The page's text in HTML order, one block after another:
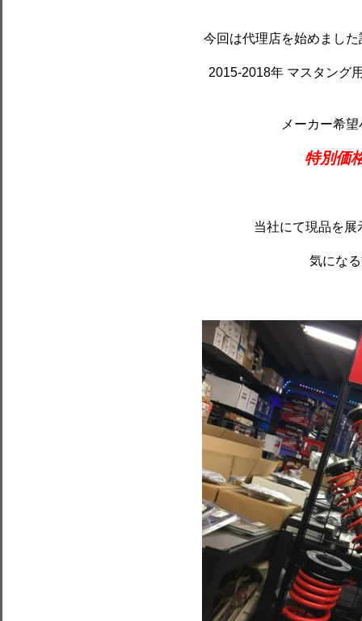
今回は代理店を始めまし
2015-2018年 マスタング
メーカー希
特別価
当社にて現品を
気にな